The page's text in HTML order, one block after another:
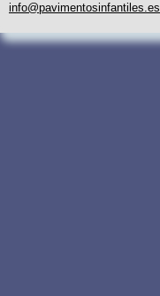
info@pavimentosinfantiles.es